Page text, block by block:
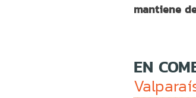
mantiene
EN